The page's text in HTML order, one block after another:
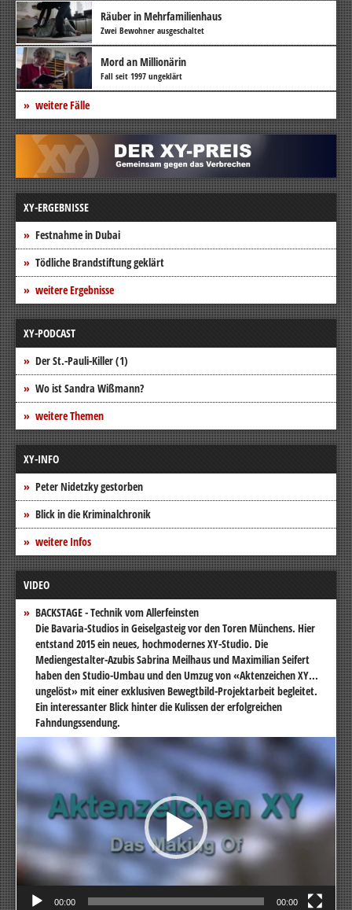
Räuber in Mehrfamilienhaus
Zwei Bewohner ausgeschaltet
Mord an Millionärin
Fall seit 1997 ungeklärt
weitere Fälle
XY-ERGEBNISSE
Festnahme in Dubai
Tödliche Brandstiftung geklärt
weitere Ergebnisse
XY-PODCAST
Der St.-Pauli-Killer (1)
Wo ist Sandra Wißmann?
weitere Themen
XY-INFO
Peter Nidetzky gestorben
Blick in die Kriminalchronik
weitere Infos
VIDEO
BACKSTAGE - Technik vom Allerfeinsten
Die Bavaria-Studios in Geiselgasteig vor den Toren Münchens. Hier
entstand 2015 ein neues, hochmodernes XY-Studio. Die
Mediengestalter-Azubis Sabrina Meilhaus und Maximilian Seifert
haben den Studio-Umbau und den Umzug von «Aktenzeichen XY...
ungelöst» mit einer exklusiven Bewegtbild-Projektarbeit begleitet.
Ein interessanter Blick hinter die Kulissen der erfolgreichen
Fahndungssendung.
Video-
Player
00:00 00:00